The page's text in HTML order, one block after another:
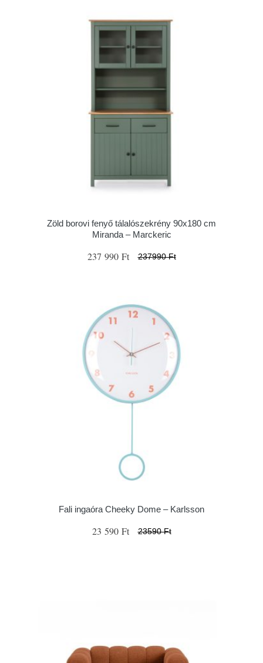
Zöld borovi fenyő tálalószekrény 90x180 cm
Miranda – Marckeric
237 990 Ft 237990 Ft
Fali ingaóra Cheeky Dome – Karlsson
23 590 Ft 23590 Ft